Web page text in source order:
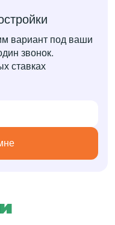
вариант под ваши
звонок.
ставках